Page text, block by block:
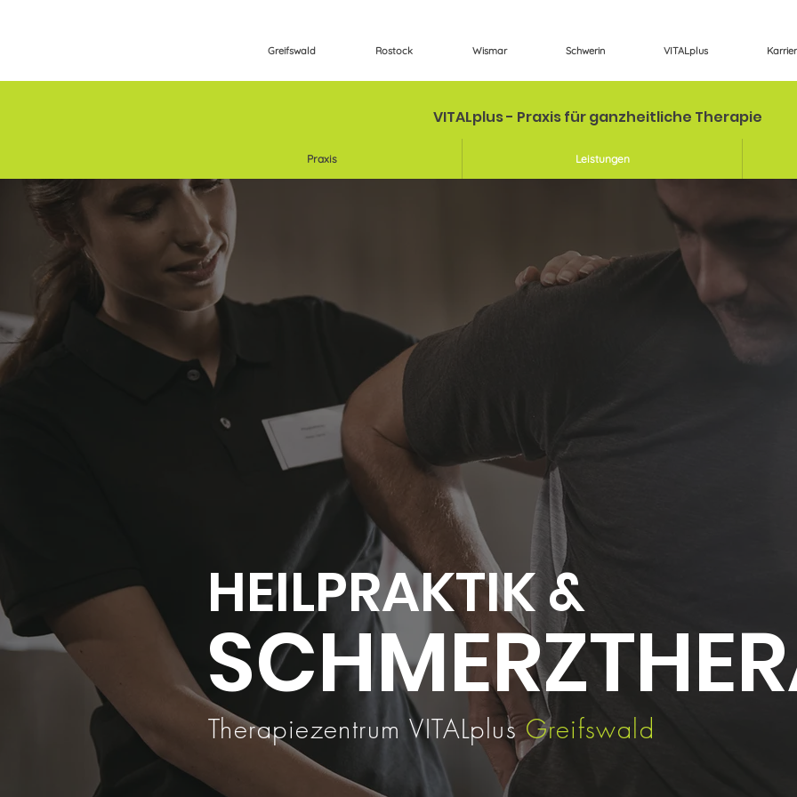
Greifswald Rostock Wismar Schwerin VITALplus
VITALplus - Praxis für ganzheitliche Therapie
Praxis Leistungen
Therapiezentrum VITALplusGreifswald
HEILPRAKTIK &